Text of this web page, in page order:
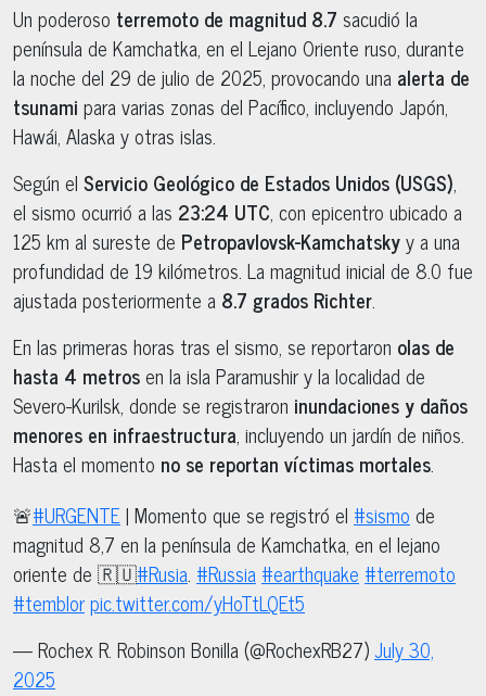
Un poderoso terremoto de magnitud 8.7 sacudió la
península de Kamchatka, en el Lejano Oriente ruso, durante
la noche del 29 de julio de 2025, provocando una alerta de
tsunami para varias zonas del Pacífico, incluyendo Japón,
Hawái, Alaska y otras islas.
Según el Servicio Geológico de Estados Unidos (USGS),
el sismo ocurrió a las 23:24 UTC, con epicentro ubicado a
125 km al sureste de Petropavlovsk-Kamchatskyy a una
profundidad de 19 kilómetros. La magnitud inicial de 8.0 fue
ajustada posteriormente a 8.7 grados Richter.
En las primeras horas tras el sismo, se reportaron olas de
hasta 4 metrosen la isla Paramushir y la localidad de
Severo-Kurilsk, donde se registraron inundaciones y daños
menores en infraestructura, incluyendo un jardín de niños.
Hasta el momento no se reportan víctimas mortales.
🚨#URGENTE| Momento que se registró el #sismo de
magnitud 8,7 en la península de Kamchatka, en el lejano
oriente de 🇷🇺#Rusia. #Russia #earthquake #terremoto
#temblorpic.twitter.com/yHoTtLQEt5
— Rochex R. Robinson Bonilla (@RochexRB27)July 30,
2025